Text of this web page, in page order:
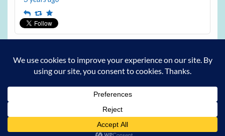
ReplyRetweet
Favourite
Archives
Archives
Powered byWordPressandCourage.